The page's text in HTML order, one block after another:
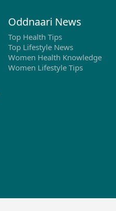
Oddnaari News
Top Health Tips
Top Lifestyle News
Women Health Knowledge
Women Lifestyle Tips